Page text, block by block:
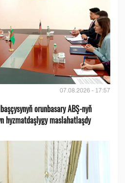
07.08.2026 - 17:57
orunbasary ABŞ-nyň
maslahatlaşdy